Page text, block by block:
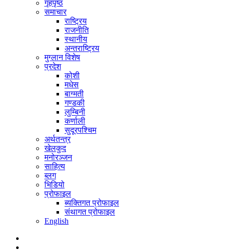
गृहपृष्ठ
समाचार
राष्ट्रिय
राजनीति
स्थानीय
अन्तराष्ट्रिय
मुग्लान विशेष
प्रदेश
कोशी
मधेस
बाग्मती
गण्डकी
लुम्बिनी
कर्णाली
सुदूरपश्चिम
अर्थतन्त्र
खेलकुद
मनोरञ्जन
साहित्य
ब्लग
भिडियो
प्रोफाइल
ब्यक्तिगत प्रोफाइल
संथागत प्रोफाइल
English